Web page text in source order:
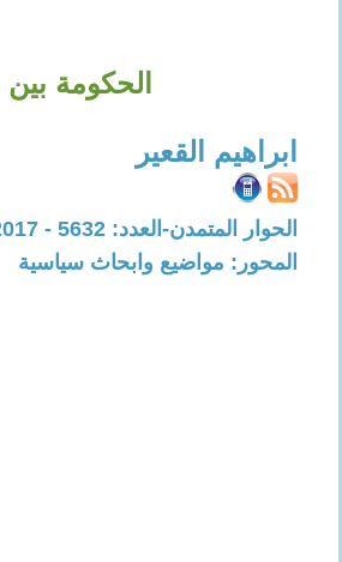
الحكومة
ابراهيم القعير
الحوار المتمدن-العدد: 5632 - 2017 / 9 / 6 - 11:22
المحور: مواضيع وابحاث سياسية